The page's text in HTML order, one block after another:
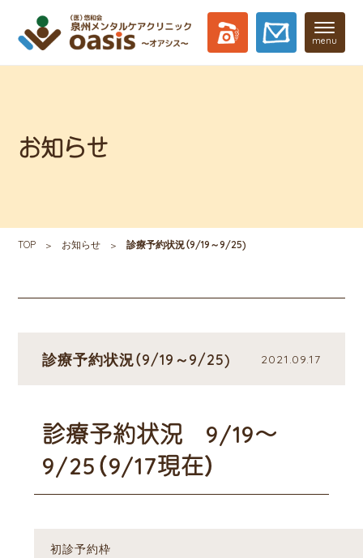
menu
お知らせ
TOP お知らせ 診療予約状況（9/19～9/25)
診療予約状況（9/19～9/25) 2021.09.17
診療予約状況 9/19～
9/25（9/17現在）
初診予約枠